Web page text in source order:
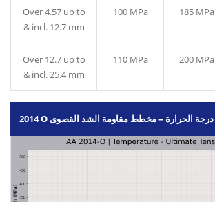
Over 4.57 up to
& incl. 12.7 mm
100 MPa 185 MPa
Over 12.7 up to
& incl. 25.4 mm
110 MPa 200 MPa
2014 O درجة الحرارة – مخطط مقاومة الشد القصوى